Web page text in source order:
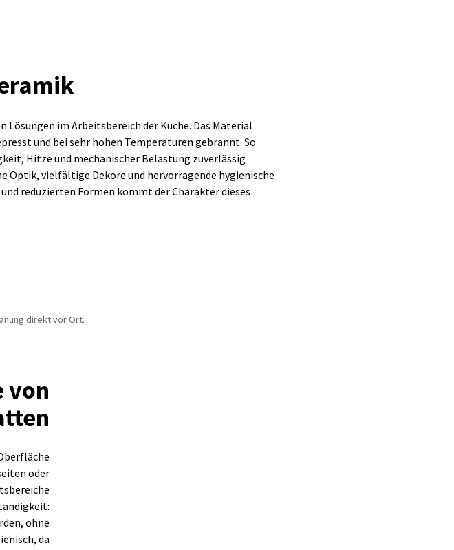
im Arbeitsbereich der Küche. Das Material
und bei sehr hohen Temperaturen gebrannt. So
Hitze und mechanischer Belastung zuverlässig
vielfältige Dekore und hervorragende hygienische
reduzierten Formen kommt der Charakter dieses
direkt vor Ort.
von
oder
ohne
da